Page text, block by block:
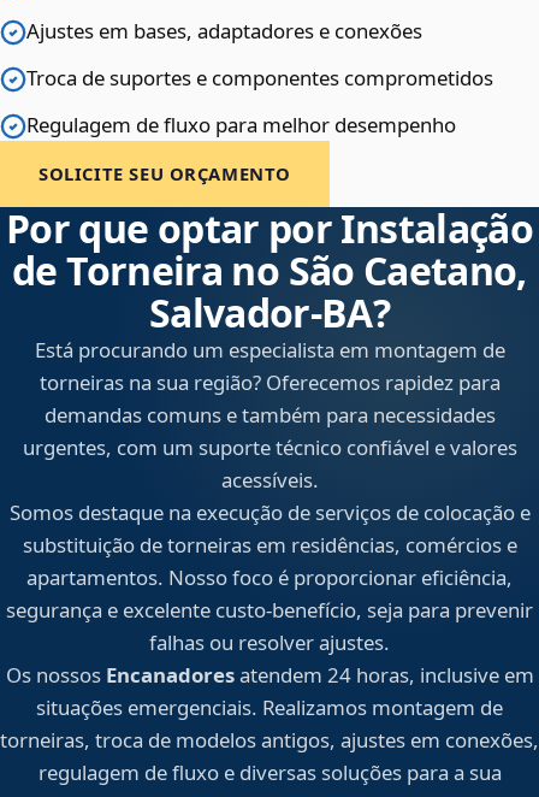
Ajustes em bases, adaptadores e conexões
Troca de suportes e componentes comprometidos
Regulagem de fluxo para melhor desempenho
SOLICITE SEU ORÇAMENTO
Por que optar por Instalação
de Torneira no São Caetano,
Salvador‑BA?
Está procurando um especialista em montagem de
torneiras na sua região? Oferecemos rapidez para
demandas comuns e também para necessidades
urgentes, com um suporte técnico confiável e valores
acessíveis.
Somos destaque na execução de serviços de colocação e
substituição de torneiras em residências, comércios e
apartamentos. Nosso foco é proporcionar eficiência,
segurança e excelente custo-benefício, seja para prevenir
falhas ou resolver ajustes.
Os nossos Encanadoresatendem 24 horas, inclusive em
situações emergenciais. Realizamos montagem de
torneiras, troca de modelos antigos, ajustes em conexões,
regulagem de fluxo e diversas soluções para a sua